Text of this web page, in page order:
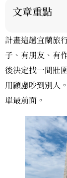
文章重點
計畫這趟宜蘭旅
子、有朋友、有
後決定找一間壯
用顧慮吵到別人
單最前面。